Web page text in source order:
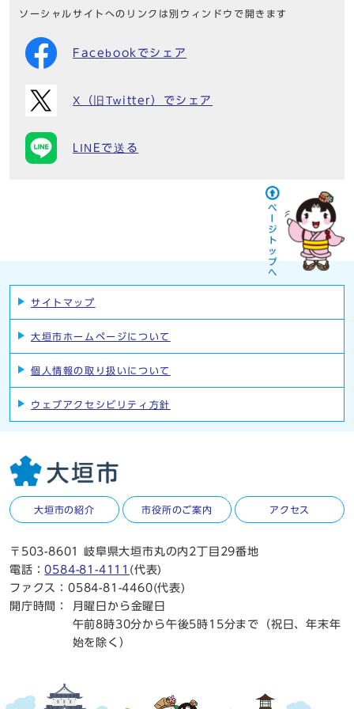
ソーシャルサイトへのリンクは別ウィンドウで開きます
Facebookでシェア
X（旧Twitter）でシェア
LINEで送る
サイトマップ
大垣市ホームページについて
個人情報の取り扱いについて
ウェブアクセシビリティ方針
大垣市の紹介 市役所のご案内 アクセス
〒503-8601 岐阜県大垣市丸の内2丁目29番地
電話：0584-81-4111 (代表)
ファクス：0584-81-4460(代表)
開庁時間：
月曜日から金曜日
午前8時30分から午後5時15分まで（祝日、年末年
始を除く）